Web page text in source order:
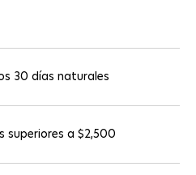
30 días naturales
superiores a $2,500